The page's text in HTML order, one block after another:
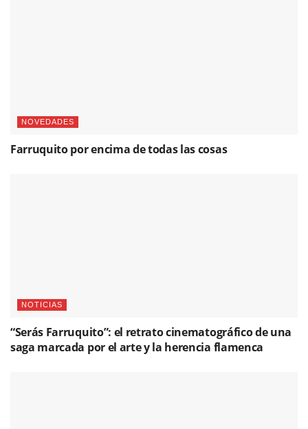
NOVEDADES
Farruquito por encima de todas las cosas
NOTICIAS
“Serás Farruquito”: el retrato cinematográfico de una
saga marcada por el arte y la herencia flamenca